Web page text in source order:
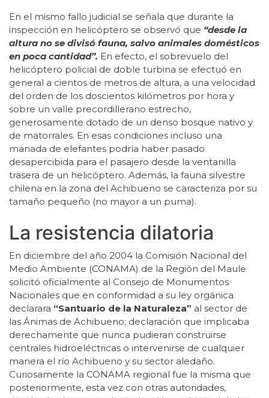
En el mismo fallo judicial se señala que durante la
inspección en helicóptero se observó que “desde la
altura no se divisó fauna, salvo animales domésticos
en poca cantidad”. En efecto, el sobrevuelo del
helicóptero policial de doble turbina se efectuó en
general a cientos de metros de altura, a una velocidad
del orden de los doscientos kilómetros por hora y
sobre un valle precordillerano estrecho,
generosamente dotado de un denso bosque nativo y
de matorrales. En esas condiciones incluso una
manada de elefantes podría haber pasado
desapercibida para el pasajero desde la ventanilla
trasera de un helicóptero. Además, la fauna silvestre
chilena en la zona del Achibueno se caracteriza por su
tamaño pequeño (no mayor a un puma).
La resistencia dilatoria
En diciembre del año 2004 la Comisión Nacional del
Medio Ambiente (CONAMA) de la Región del Maule
solicitó oficialmente al Consejo de Monumentos
Nacionales que en conformidad a su ley orgánica
declarara “Santuario de la Naturaleza” al sector de
las Ánimas de Achibueno; declaración que implicaba
derechamente que nunca pudieran construirse
centrales hidroeléctricas o intervenirse de cualquier
manera el río Achibueno y su sector aledaño.
Curiosamente la CONAMA regional fue la misma que
posteriormente, esta vez con otras autoridades,